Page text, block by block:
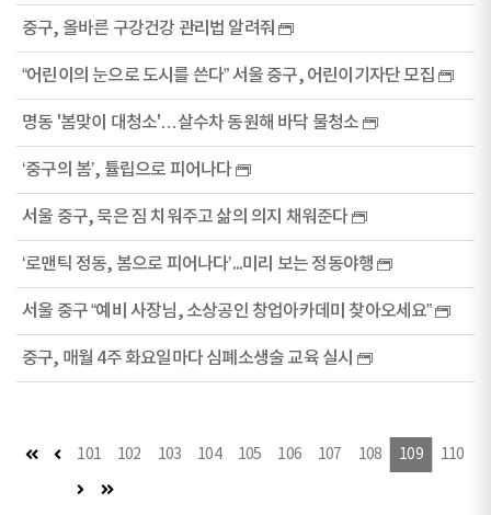
중구, 올바른 구강건강 관리법 알려줘
“어린이의 눈으로 도시를 쓴다” 서울 중구, 어린이기자단 모집
명동 '봄맞이 대청소'…살수차 동원해 바닥 물청소
‘중구의 봄’, 튤립으로 피어나다
서울 중구, 묵은 짐 치워주고 삶의 의지 채워준다
‘로맨틱 정동, 봄으로 피어나다’...미리 보는 정동야행
서울 중구 “예비 사장님, 소상공인 창업아카데미 찾아오세요”
중구, 매월 4주 화요일마다 심폐소생술 교육 실시
첫 페이지
이전 페이지
101 102 103 104 105 106 107 108 109
110
다음 페이지마지막 페이지